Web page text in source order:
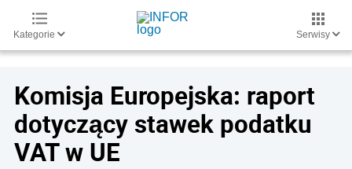
Kategorie Serwisy
Komisja Europejska: raport
dotyczący stawek podatku
VAT w UE